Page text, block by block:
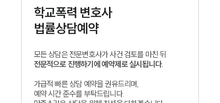
인재채용
만화로 보는 사례
학교폭력 변호사
법률상담예약
모든 상담은 전문변호사가 사건 검토를 마친 뒤
전문적으로 진행하기에 예약제로 실시됩니다.
가급적 빠른 상담 예약을 권유드리며,
예약 시간 준수를 부탁드립니다.